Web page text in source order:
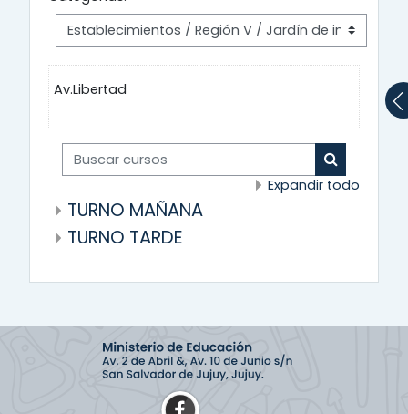
Av.Libertad
Buscar cursos
Buscar
Expandir todo
TURNO MAÑANA
TURNO TARDE